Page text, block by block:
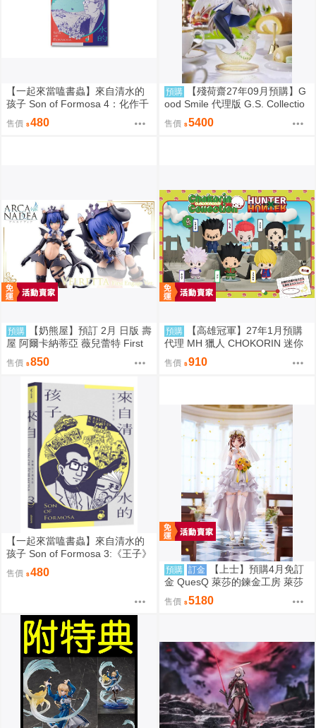
【一起來當嗑書蟲】來自清水的
孩子 Son of Formosa 4：化作千
風
售價 480
預購
【殘荷齋27年09月預購】G
ood Smile 代理版 G.S. Collectio
n 蔚藍檔案 Blue Archive 渚 ～花
香微笑～ 1/7 PVC完成品 0923
售價 5400
預購
【奶熊屋】預訂 2月 日版 壽
屋 阿爾卡納蒂亞 薇兒蕾特 First
Engage 一般版 組裝模型 0816
售價 850
預購
【高雄冠軍】27年1月預購
代理 MH 獵人 CHOKORIN 迷你
玩偶收藏集 第1彈 中盒6入 免訂
金0813
售價 910
【一起來當嗑書蟲】來自清水的
孩子 Son of Formosa 3:《王子》
時代
售價 480 預購 訂金
【上士】預購4月免訂
金 QuesQ 萊莎的鍊金工房 萊莎
琳 斯托特 婚紗禮服Ver 1/7 1111
售價 5180